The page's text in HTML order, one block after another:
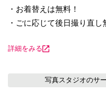
・お着替えは無料！
・ごに応じて後日撮り直し
詳細をみる
写真スタジオのサ